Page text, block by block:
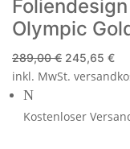
Olympic
289,00€
Preis
289,00 €
245,65 €
inkl. MwSt.
N
Kostenloser